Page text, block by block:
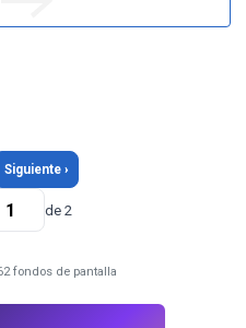
Siguiente ›
de 2
fondos de pantalla